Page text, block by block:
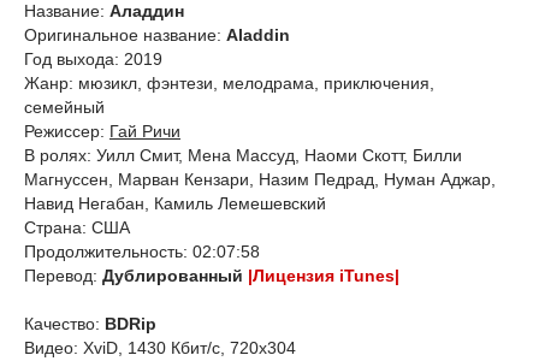
Название: Аладдин
Оригинальное название: Aladdin
Год выхода: 2019
Жанр: мюзикл, фэнтези, мелодрама, приключения,
семейный
Режиссер: Гай Ричи
В ролях: Уилл Смит, Мена Массуд, Наоми Скотт, Билли
Магнуссен, Марван Кензари, Назим Педрад, Нуман Аджар,
Навид Негабан, Камиль Лемешевский
Страна: США
Продолжительность: 02:07:58
Перевод: Дублированный |Лицензия iTunes|
Качество: BDRip
Видео: XviD, 1430 Кбит/с, 720x304